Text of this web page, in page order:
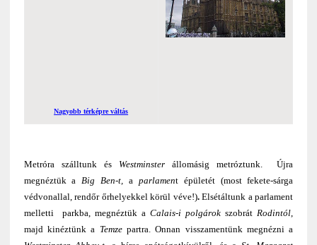
Nagyobb térképre váltás
Metróra szálltunk és Westminsterállomásig metróztunk. Újra
megnéztük a Big Ben-t, a parlament épületét (most fekete-sárga
védvonallal, rendőr őrhelyekkel körül véve!).Elsétáltunk a parlament
melletti parkba, megnéztük aCalais-i polgárok szobrát Rodintól
majd kinéztünk a Temzepartra. Onnan visszamentünk megnézni a